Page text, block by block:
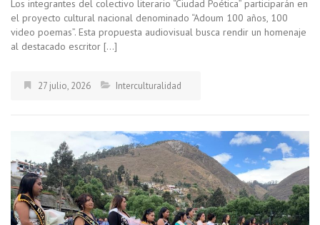
Los integrantes del colectivo literario “Ciudad Poética” participarán en
el proyecto cultural nacional denominado “Adoum 100 años, 100
video poemas”. Esta propuesta audiovisual busca rendir un homenaje
al destacado escritor […]
27 julio, 2026 Interculturalidad